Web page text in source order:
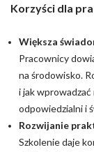
Korzyści dla
Większa
Pracownicy
na środowisko.
i jak wprowadzać
odpowiedzialni i
Rozwijanie
Szkolenie daje